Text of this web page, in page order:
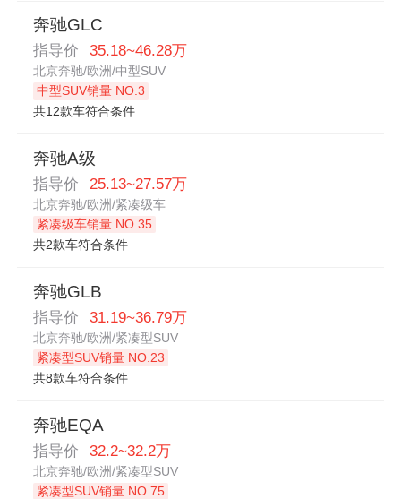
奔驰GLC
指导价 35.18~46.28万
北京奔驰/欧洲/中型SUV
中型SUV销量 NO.3
共12款车符合条件
奔驰A级
指导价 25.13~27.57万
北京奔驰/欧洲/紧凑级车
紧凑级车销量 NO.35
共2款车符合条件
奔驰GLB
指导价 31.19~36.79万
北京奔驰/欧洲/紧凑型SUV
紧凑型SUV销量 NO.23
共8款车符合条件
奔驰EQA
指导价 32.2~32.2万
北京奔驰/欧洲/紧凑型SUV
紧凑型SUV销量 NO.75